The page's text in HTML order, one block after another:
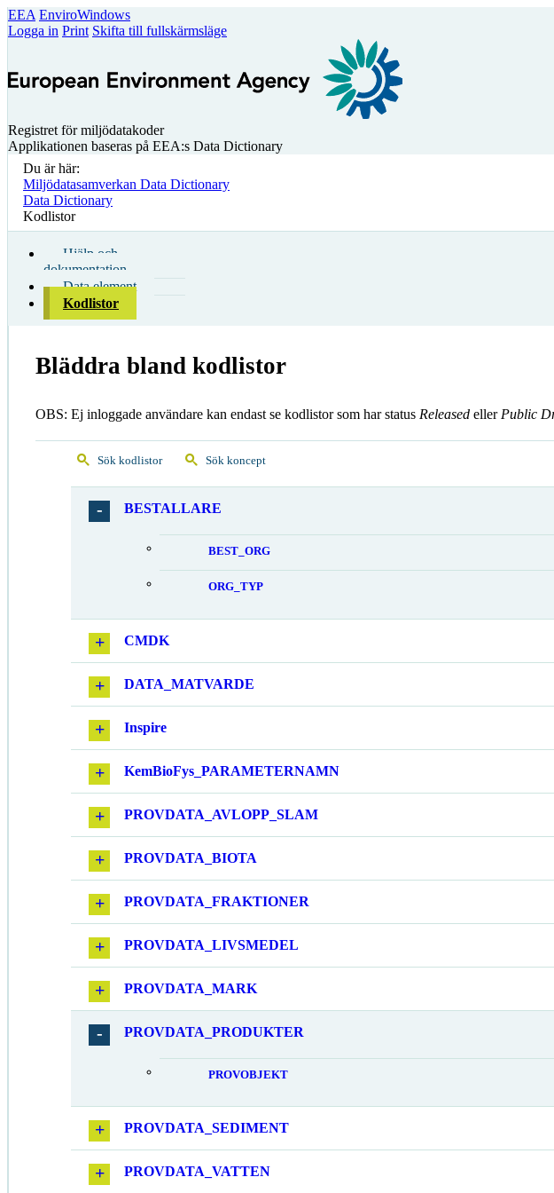
EEA EnviroWindows
Logga in Print Skifta till fullskärmsläge
Registret för miljödatakoder
Applikationen baseras på EEA:s Data Dictionary
Du är här:
Miljödatasamverkan Data Dictionary
Data Dictionary
Kodlistor
Hjälp och
dokumentation
Data element
Kodlistor
Bläddra bland kodlistor
OBS: Ej inloggade användare kan endast se kodlistor som har status Released eller Public
Sök kodlistor Sök koncept
BESTALLARE
BEST_ORG
ORG_TYP
CMDK
DATA_MATVARDE
Inspire
KemBioFys_PARAMETERNAMN
PROVDATA_AVLOPP_SLAM
PROVDATA_BIOTA
PROVDATA_FRAKTIONER
PROVDATA_LIVSMEDEL
PROVDATA_MARK
PROVDATA_PRODUKTER
PROVOBJEKT
PROVDATA_SEDIMENT
PROVDATA_VATTEN